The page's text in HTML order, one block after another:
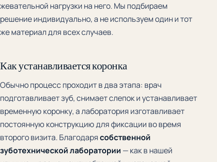
жевательной нагрузки на него. Мы подбираем
решение индивидуально, а не используем один и тот
же материал для всех случаев.
Как устанавливается коронка
Обычно процесс проходит в два этапа: врач
подготавливает зуб, снимает слепок и устанавливает
временную коронку, а лаборатория изготавливает
постоянную конструкцию для фиксации во время
второго визита. Благодарясобственной
зуботехнической лаборатории — как в нашей